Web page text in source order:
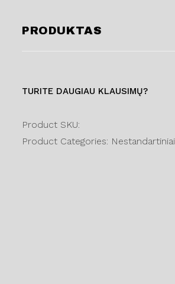
PRODUKTAS
TURITE DAUGIAU KLAUSIMŲ?
Product SKU:
Product Categories: